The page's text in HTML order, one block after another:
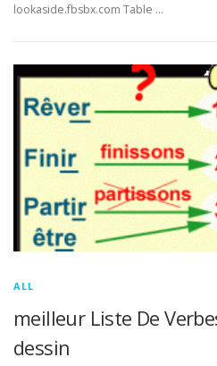
lookaside.fbsbx.com Table …
ALL
meilleur Liste De
dessin